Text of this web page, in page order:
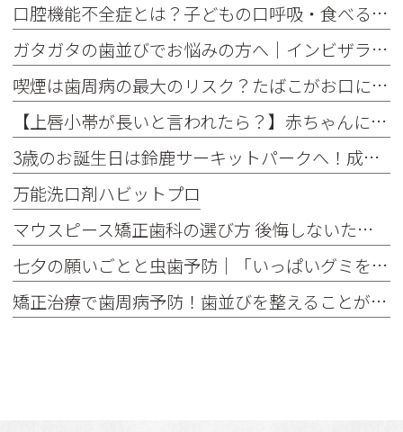
口腔機能不全症とは？子どもの口呼吸・食べる・話す力を育てるために知っておきたいこと
ガタガタの歯並びでお悩みの方へ｜インビザラインがおすすめな理由
喫煙は歯周病の最大のリスク？たばこがお口に与える影響をご存じですか
【上唇小帯が長いと言われたら？】赤ちゃんによくある特徴と治療が必要なケース
3歳のお誕生日は鈴鹿サーキットパークへ！成長を感じた一日でした♪
万能洗口剤ハビットプロ
マウスピース矯正歯科の選び方 後悔しないための5つのポイント
七夕の願いごとと虫歯予防｜「いっぱいグミを食べたい！」を叶えるお口の健康習慣
矯正治療で歯周病予防！歯並びを整えることが将来の歯を守る理由